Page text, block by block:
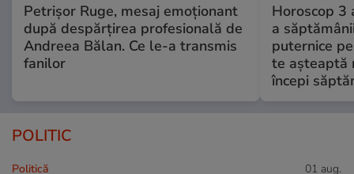
Petrișor Ruge, mesaj emoționant
după despărțirea profesională de
Andreea Bălan. Ce le-a transmis
fanilor
Horoscop 3
a
puternice
te așteaptă
începi
POLITIC
Politică 01 aug.